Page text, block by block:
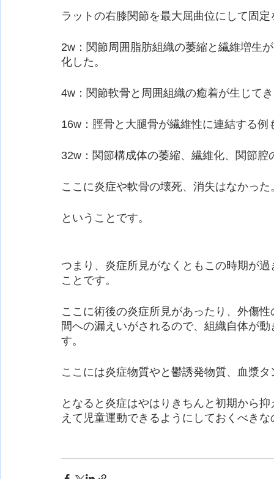
ラットの右膝関節を最大屈曲位にして固定
2w：関節周囲脂肪組織の萎縮と繊維増生
化した。
4w：関節軟骨と周囲組織の癒着が生じて
16w：脛骨と大腿骨が繊維性に連結する例
32w：関節構成体の萎縮、繊維化、関節
ここに炎症や軟骨の壊死、消失はなかった
ということです。
つまり、炎症所見がなくともこの時期が
ことです。
ここに術後の炎症所見があったり、外傷
間への漏えいがされるので、組織自体が
す。
ここには炎症物質やと鬱誘発物質、血漿
となると炎症はやはりきちんと初期から
えて児童運動できるようにしておくべき